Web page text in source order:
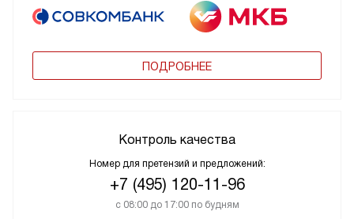
ПОДРОБНЕЕ
Контроль качества
Номер для претензий и предложений:
+7 (495) 120-11-96
с 08:00 до 17:00 по будням